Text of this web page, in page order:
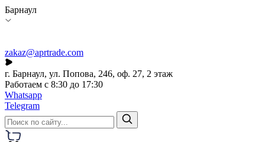
Барнаул
zakaz@aprtrade.com
г. Барнаул, ул. Попова, 246, оф. 27, 2 этаж
Работаем с 8:30 до 17:30
Whatsapp
Telegram